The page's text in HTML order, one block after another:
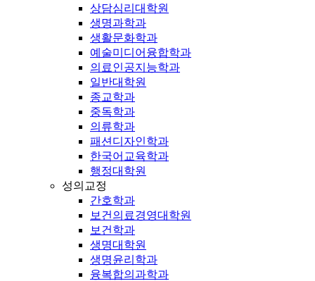
상담심리대학원
생명과학과
생활문화학과
예술미디어융합학과
의료인공지능학과
일반대학원
종교학과
중독학과
의류학과
패션디자인학과
한국어교육학과
행정대학원
성의교정
간호학과
보건의료경영대학원
보건학과
생명대학원
생명윤리학과
융복합의과학과